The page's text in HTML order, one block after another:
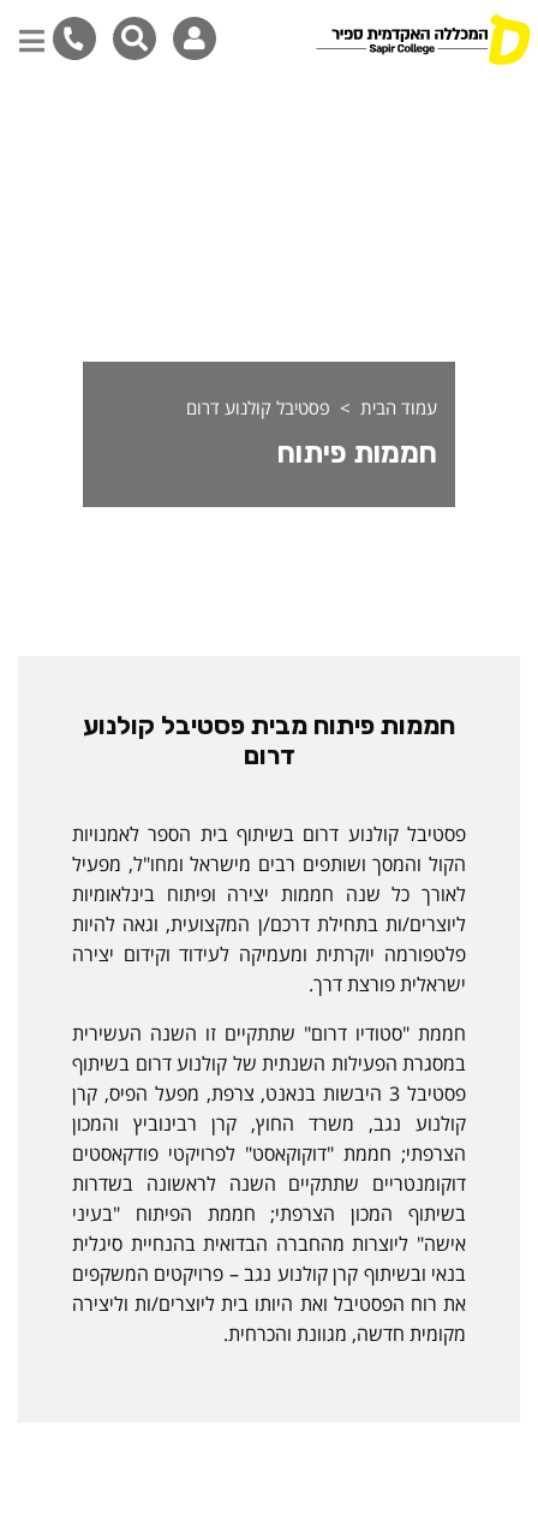
עמוד הבית פסטיבל קולנוע דרום
חממות פיתוח
חממות פיתוח מבית פסטיבל קולנוע
דרום
פסטיבל קולנוע דרום בשיתוף בית הספר לאמנויות
הקול והמסך ושותפים רבים מישראל ומחו"ל, מפעיל
לאורך כל שנה חממות יצירה ופיתוח בינלאומיות
ליוצרים/ות בתחילת דרכם/ן המקצועית, וגאה להיות
פלטפורמה יוקרתית ומעמיקה לעידוד וקידום יצירה
ישראלית פורצת דרך.
חממת "סטודיו דרום" שתתקיים זו השנה העשירית
במסגרת הפעילות השנתית של קולנוע דרום בשיתוף
פסטיבל 3 היבשות בנאנט, צרפת, מפעל הפיס, קרן
קולנוע נגב, משרד החוץ, קרן רבינוביץ והמכון
הצרפתי; חממת "דוקוקאסט" לפרויקטי פודקאסטים
דוקומנטריים שתתקיים השנה לראשונה בשדרות
בשיתוף המכון הצרפתי; חממת הפיתוח "בעיני
אישה" ליוצרות מהחברה הבדואית בהנחיית סיגלית
בנאי ובשיתוף קרן קולנוע נגב – פרויקטים המשקפים
את רוח הפסטיבל ואת היותו בית ליוצרים/ות וליצירה
מקומית חדשה, מגוונת והכרחית.